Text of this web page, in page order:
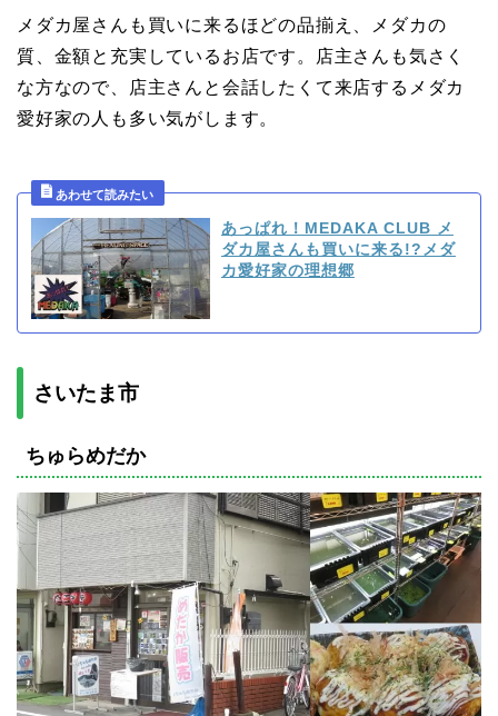
メダカ屋さんも買いに来るほどの品揃え、メダカの
質、金額と充実しているお店です。店主さんも気さく
な方なので、店主さんと会話したくて来店するメダカ
愛好家の人も多い気がします。
あっぱれ！MEDAKA CLUB メ
ダカ屋さんも買いに来る!?メダ
カ愛好家の理想郷
さいたま市
ちゅらめだか